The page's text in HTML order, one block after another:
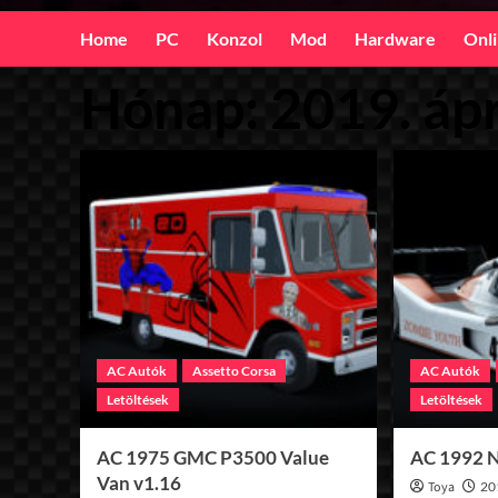
Home PC Konzol Mod Hardware
2019.
AC Autók
Assetto Corsa
Letöltések
AC 1975 GMC P3500 Value
Van v1.16
AC Autók
Letöltések
AC 1992
Toya